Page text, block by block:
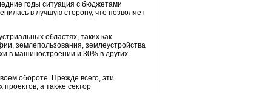
годы ситуация с бюджетами
в лучшую сторону, что позволяет
областях, таких как
землепользования, землеустройства
в машиностроении и 30% в других
обороте. Прежде всего, эти
а также сектор